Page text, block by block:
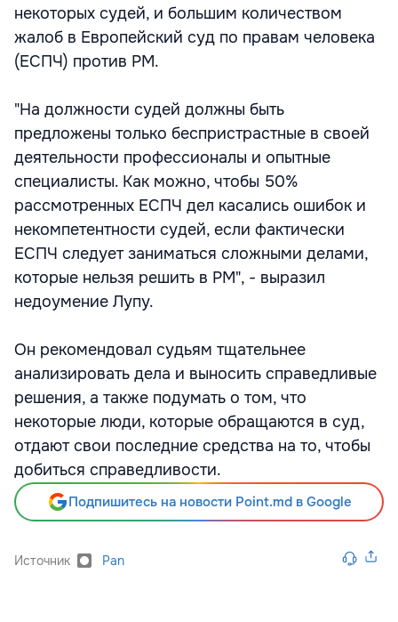
некоторых судей, и большим количеством
жалоб в Европейский суд по правам человека
(ЕСПЧ) против РМ.
"На должности судей должны быть
предложены только беспристрастные в своей
деятельности профессионалы и опытные
специалисты. Как можно, чтобы 50%
рассмотренных ЕСПЧ дел касались ошибок и
некомпетентности судей, если фактически
ЕСПЧ следует заниматься сложными делами,
которые нельзя решить в РМ", - выразил
недоумение Лупу.
Он рекомендовал судьям тщательнее
анализировать дела и выносить справедливые
решения, а также подумать о том, что
некоторые люди, которые обращаются в суд,
отдают свои последние средства на то, чтобы
добиться справедливости.
Подпишитесь на новости Point.md в Google
Источник Pan